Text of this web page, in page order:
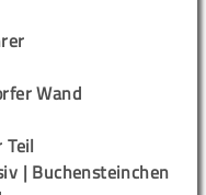
Wand
| Buchensteinchen